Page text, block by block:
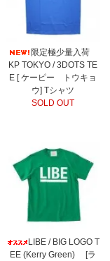
限定極少量入荷
KP TOKYO / 3DOTS TE
E [ ケーピー トウキョ
ウ] Tシャツ
SOLD OUT
LIBE / BIG LOGO T
EE (Kerry Green) [ラ